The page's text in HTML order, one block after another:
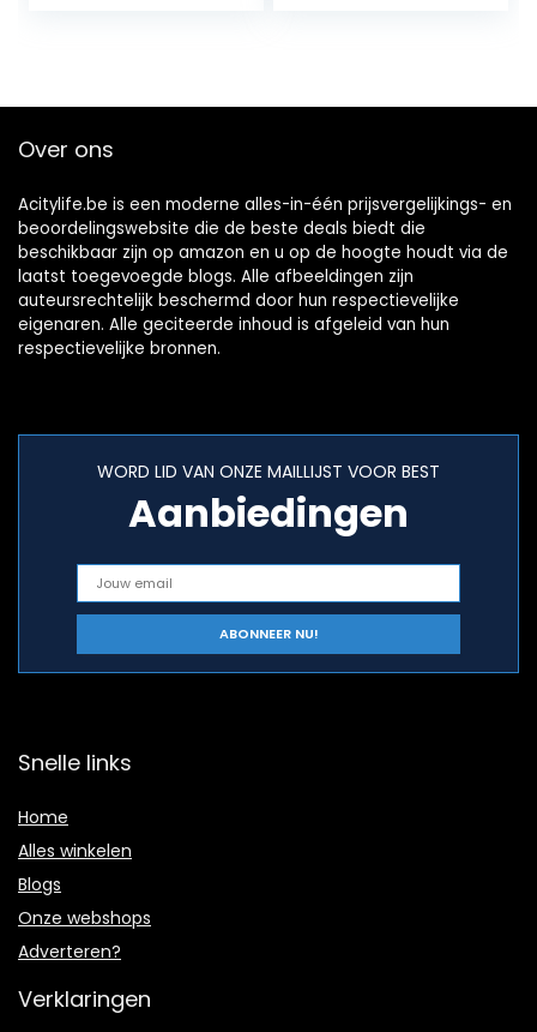
Over ons
Acitylife.be is een moderne alles-in-één prijsvergelijkings- en
beoordelingswebsite die de beste deals biedt die
beschikbaar zijn op amazon en u op de hoogte houdt via de
laatst toegevoegde blogs. Alle afbeeldingen zijn
auteursrechtelijk beschermd door hun respectievelijke
eigenaren. Alle geciteerde inhoud is afgeleid van hun
respectievelijke bronnen.
WORD LID VAN ONZE MAILLIJST VOOR BEST
Aanbiedingen
Snelle links
Home
Alles winkelen
Blogs
Onze webshops
Adverteren?
Verklaringen